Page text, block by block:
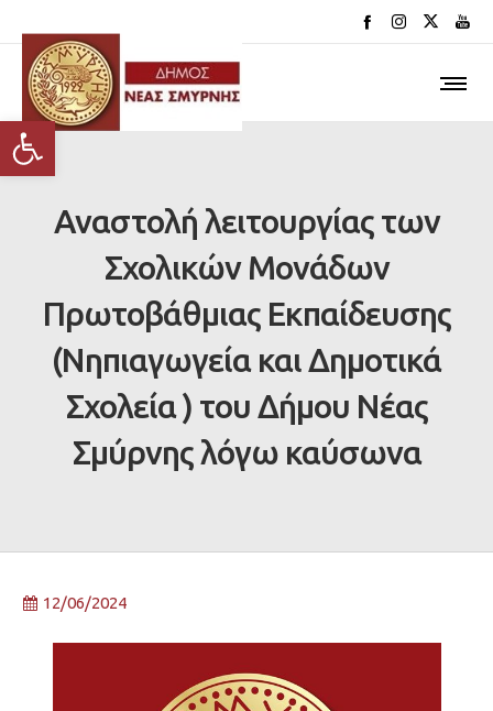
Ανοίξτε τη γραμμή εργαλείων
Αναστολή λειτουργίας των
Σχολικών Μονάδων
Πρωτοβάθμιας Εκπαίδευσης
(Νηπιαγωγεία και Δημοτικά
Σχολεία ) του Δήμου Νέας
Σμύρνης λόγω καύσωνα
12/06/2024